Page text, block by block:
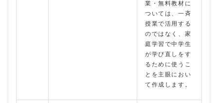
業・無料教材に
ついては、一斉
授業で活用する
のではなく、家
庭学習で中学生
が学び直しをす
るために使うこ
とを主眼におい
て作成します。